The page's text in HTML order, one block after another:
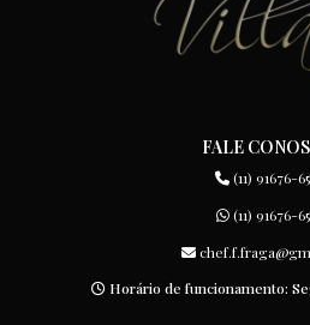
EVENTO INESQUECÍVEL
FALE
(11) 91676-
(11) 91676-
Horário de funcionamento: